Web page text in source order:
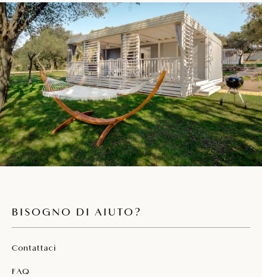
Terrazza con tavolo e sedie per cinque
persone, lounge set, due lettini a sdraio e
un’amaca
Una bottiglia d’acqua e di spumante
all’arrivo
Zona barbecue comune
Parcheggio in zona
Gli animali da compagnia sono ammessi
con supplemento
BISOGNO DI AIUTO?
Contattaci
FAQ